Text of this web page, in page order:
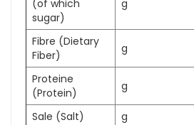
(of which
sugar)
g
Fibre (Dietary
Fiber)
g
Proteine
(Protein)
g
Sale (Salt) g